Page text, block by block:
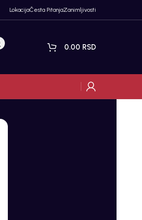
LokacijaČesta PitanjaZanimljivosti
0.00 RSD